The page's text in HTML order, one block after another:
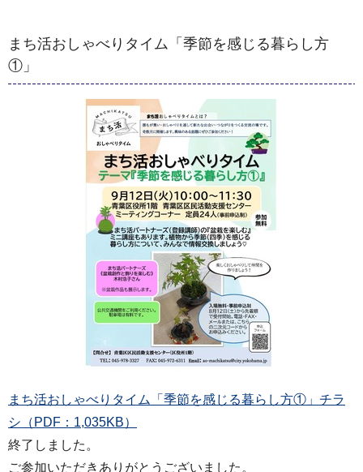
まち活おしゃべりタイム「季節を感じる暮らし方
①」
まち活おしゃべりタイム「季節を感じる暮らし方①」チラ
シ（PDF：1,035KB）
終了しました。
ご参加いただきありがとうございました。